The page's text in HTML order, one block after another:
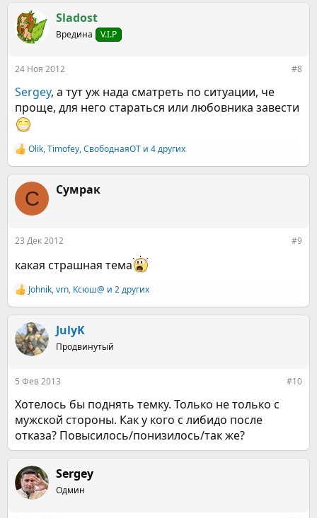
к
ц
и
Sladost
Вредина V.I.P
24 Ноя 2012 #8
Sergey, а тут уж нада сматреть по ситуации, че
проще, для него стараться или любовника завести
Р
е
к
ц
и
Olik,Timofey,СвободнаяОТ и 4 других
С Сумрак
23 Дек 2012 #9
какая страшная тема
Р
е
к
ц
и
Johnik,vrn, Ксюш@ и 2 других
JulyK
Продвинутый
5 Фев 2013 #10
Хотелось бы поднять темку. Только не только с
мужской стороны. Как у кого с либидо после
отказа? Повысилось/понизилось/так же?
Sergey
Одмин